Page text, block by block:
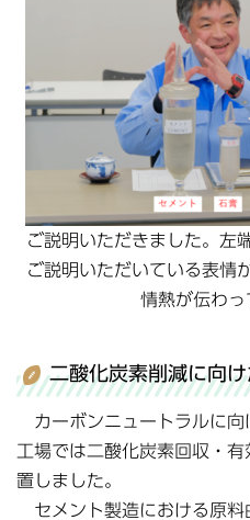
ご説明いただきました。左
ご説明いただいている表情
情熱が伝わっ
二酸化炭素削減に向
カーボンニュートラルに向
工場では二酸化炭素回収・
置しました。
セメント製造における原料